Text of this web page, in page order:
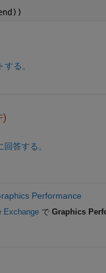
る。
)
答する。
Performance
Exchangeで Graphics